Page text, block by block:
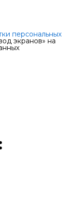
персональных
экранов» на